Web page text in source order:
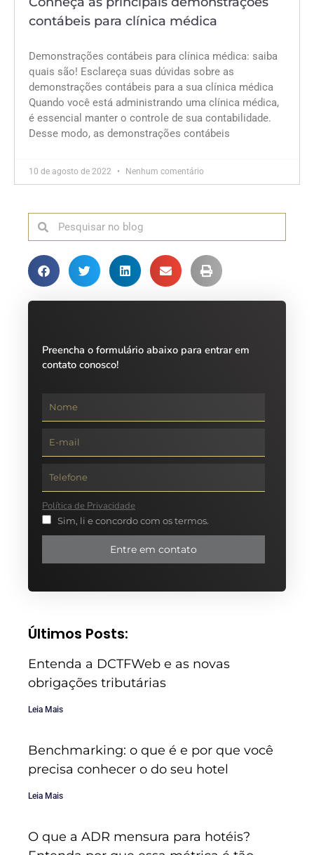
contábeis para clínica médica
Demonstrações contábeis para clínica médica: saiba
quais são! Esclareça suas dúvidas sobre as
demonstrações contábeis para a sua clínica médica
Quando você está administrando uma clínica médica,
é essencial manter o controle de sua contabilidade.
Desse modo, as demonstrações contábeis
10 de agosto de 2022 Nenhum comentário
Preencha o formulário abaixo para entrar em
contato conosco!
Política de Privacidade
Sim, li e concordo com os termos.
Entre em contato
Últimos Posts:
Entenda a DCTFWeb e as novas
obrigações tributárias
Leia Mais
Benchmarking: o que é e por que você
precisa conhecer o do seu hotel
Leia Mais
O que a ADR mensura para hotéis?